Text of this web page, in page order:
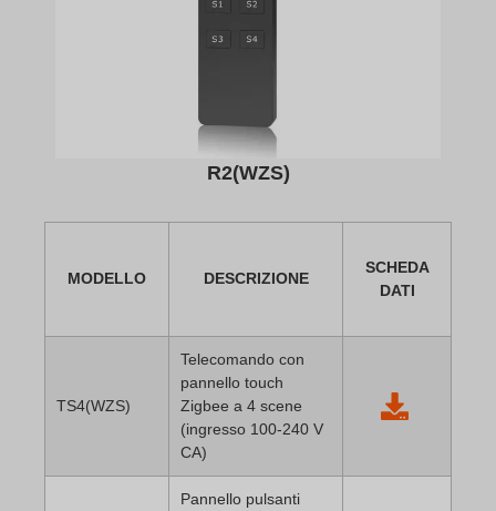
R2(WZS)
MODELLO DESCRIZIONE
SCHEDA
DATI
TS4(WZS)
Telecomando con
pannello touch
Zigbee a 4 scene
(ingresso 100-240 V
CA)
Pannello pulsanti